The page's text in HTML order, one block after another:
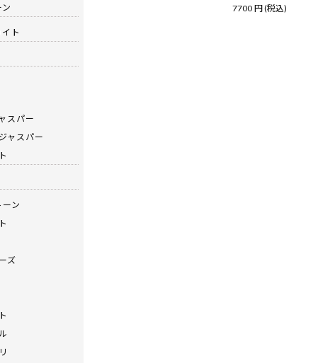
7700円(税込)
ト
スパー
ャスパー
ン
ズ